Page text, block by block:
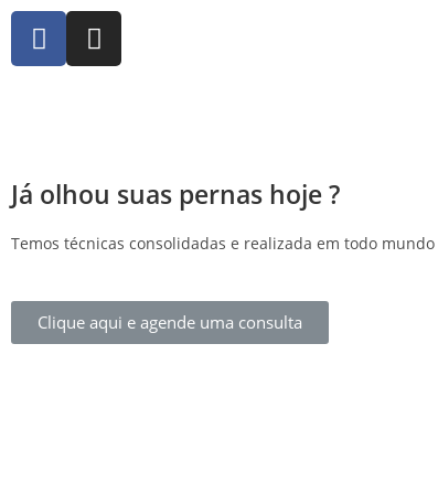
Já olhou suas pernas hoje ?
Temos técnicas consolidadas e realizada em todo mundo
Clique aqui e agende uma consulta